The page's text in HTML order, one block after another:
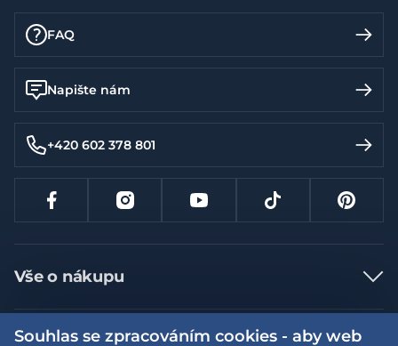
FAQ
Napište nám
+420 602 378 801
Vše o nákupu
Jak nakupovat
Nejčastější dotazy
Více informací
Souhlas se zpracováním cookies - aby web